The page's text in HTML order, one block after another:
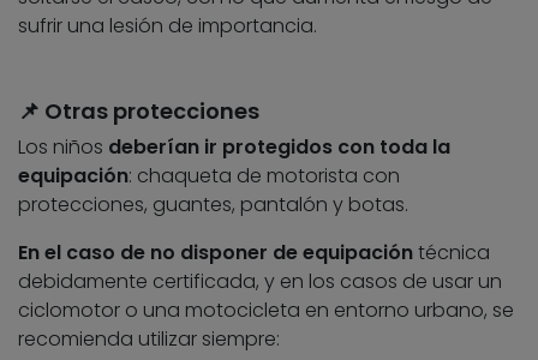
sufrir una lesión de importancia.
📌 Otras protecciones
Los niños deberían ir protegidos con toda la
equipación: chaqueta de motorista con
protecciones, guantes, pantalón y botas.
En el caso de no disponer de equipacióntécnica
debidamente certificada, y en los casos de usar un
ciclomotor o una motocicleta en entorno urbano, se
recomienda utilizar siempre: